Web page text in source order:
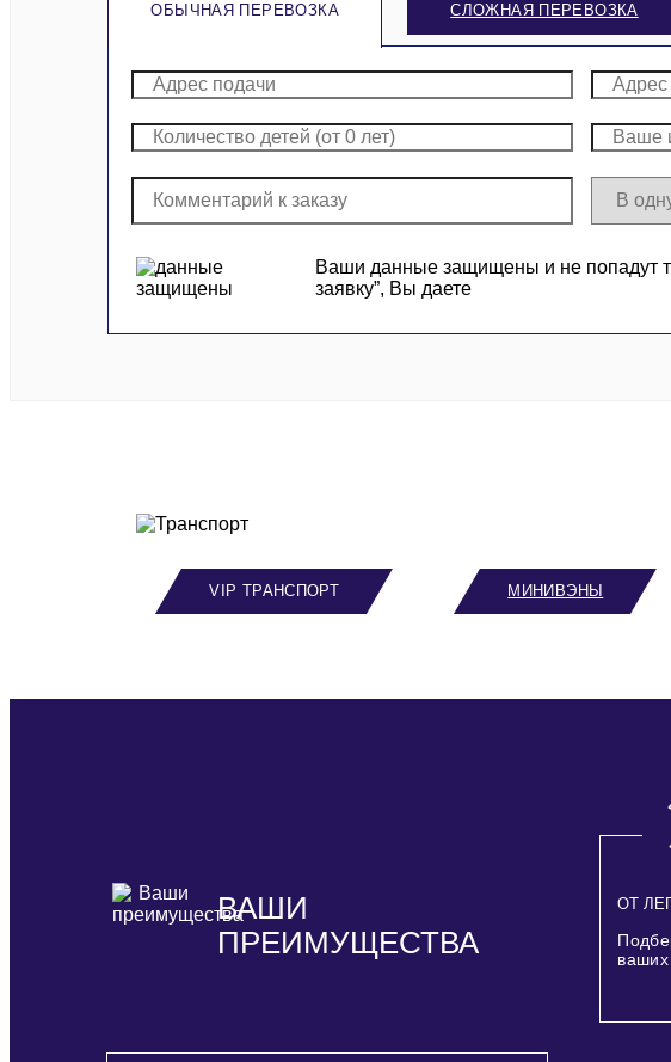
ОБЫЧНАЯ ПЕРЕВОЗКА СЛОЖНАЯ ПЕРЕВОЗКА
Ваши данные защищены и не попадут
заявку”, Вы даете
VIP ТРАНСПОРТ МИНИВЭНЫ
ВАШИ
ПРЕИМУЩЕСТВА
ОТ
ваших